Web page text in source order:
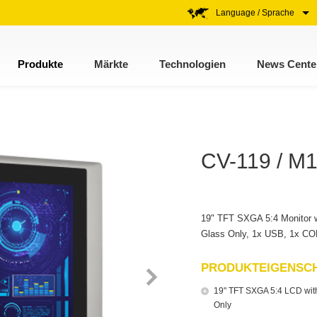
Language / Sprache
Produkte Märkte Technologien News
CV-119 /
19" TFT SXGA 5:4 Monitor
Glass Only, 1x USB, 1x
19" TFT SXGA 5:4 LCD
Only